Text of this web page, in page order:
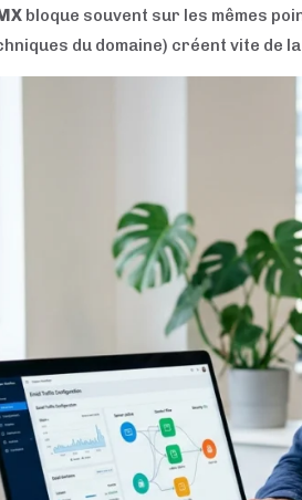
bloque souvent sur les mêmes
du domaine) créent vite de